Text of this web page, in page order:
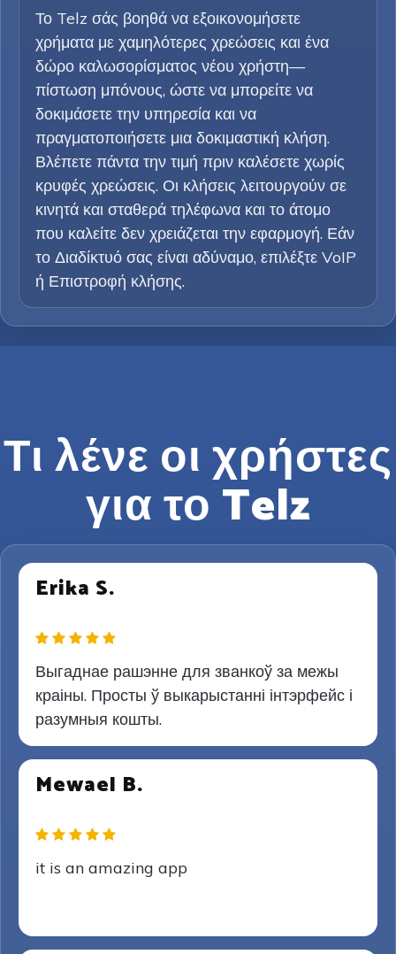
Το Telz σάς βοηθά να εξοικονομήσετε
χρήματα με χαμηλότερες χρεώσεις και ένα
δώρο καλωσορίσματος νέου χρήστη—
πίστωση μπόνους, ώστε να μπορείτε να
δοκιμάσετε την υπηρεσία και να
πραγματοποιήσετε μια δοκιμαστική κλήση.
Βλέπετε πάντα την τιμή πριν καλέσετε χωρίς
κρυφές χρεώσεις. Οι κλήσεις λειτουργούν σε
κινητά και σταθερά τηλέφωνα και το άτομο
που καλείτε δεν χρειάζεται την εφαρμογή. Εάν
το Διαδίκτυό σας είναι αδύναμο, επιλέξτε VoIP
ή Επιστροφή κλήσης.
Τι λένε οι χρήστες
για το Telz
Erika S.
Выгаднае рашэнне для званкоў за межы
краіны. Просты ў выкарыстанні інтэрфейс і
разумныя кошты.
Mewael B.
it is an amazing app